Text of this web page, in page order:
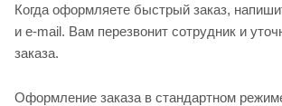
Когда оформляете быстрый заказ,
и e-mail. Вам перезвонит сотрудник и
заказа.
Оформление заказа в стандартном